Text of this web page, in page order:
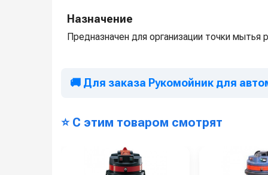
Назначение
Предназначен для организации точки мытья
🚚 Для заказа Рукомойник для
⭐ С этим товаром смотрят